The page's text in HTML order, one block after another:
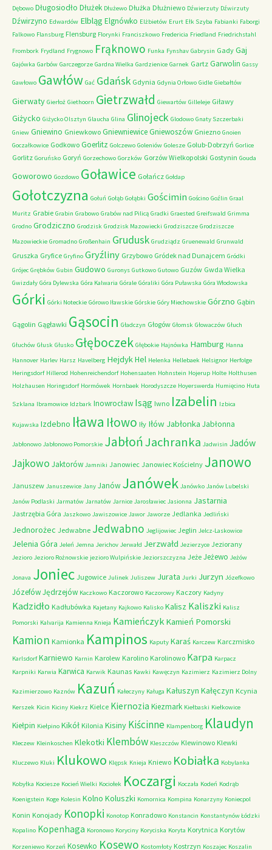
Dębowo Długosiodło Dłużek Dłużewo Dłużka Dłużniewo Dźwierzuty Dźwirzuty
Dźwirzyno Edwardów Elbląg Elgnówko Elżbietów Erurt Ełk Szyba Fabianki Faborgi
Falkowo Flansburg Flensburg Florynki Franciszkowo Fredericia Friedland Friedrichstahl
Frombork Frydland Frygnowo Frąknowo Funka Fynshav Gabrysin Gady Gaj
Gajówka Garbów Garczegorze Gardna Wielka Gardzienice Garnek Gartz Garwolin Gassy
Gawłowo Gawłów Gać Gdańsk Gdynia Gdynia Orłowo Gidle Giebałtów
Gierwaty Gierłoż Giethoorn Gietrzwałd Giewartów Gilleleje Giławy
Giżycko Giżycko Olsztyn Glaucha Glina Glinojeck Glodowo Gnaty Szczerbaki
Gniew Gniewino Gniewkowo GniewniewiceGniewoszów Gniezno Gnoien
Goczałkowice Godkowo Goerlitz Golczewo Goleniów Golesze Golub-Dobrzyń Gorlice
Gorlitz Goruńsko Goryń Gorzechowo Gorzków Gorzów Wielkopolski Gostynin Gouda
Goworowo Gozdowo Goławice Gołańcz Gołdap
Gołotczyzna Gołuń Gołąb Gołąbki Gościmin Gościno Goźlin Graal
Muritz Grabie Grabin Grabowo Grabów nad Pilicą Gradki Graested Greifswald Grimma
Grodno Grodziczno Grodzisk Grodzisk Mazowiecki Grodziszcze Grodziszcze
Mazowieckie Gromadno Großenhain Grudusk Grudziądz Gruenewald Grunwald
Gruszka Gryfice Gryfino Gryźliny Grzybowo Gródek nad Dunajcem Gródki
Grójec Grębków Gubin Gudowo Guronys Gutkowo Gutowo Guzów Gwda Wielka
Gwizdały Góra Dylewska Góra Kalwaria Górale Góraliki Góra Puławska Góra Włodowska
Górki Górki Noteckie Górowo Iławskie Górskie Góry Miechowskie Górzno Gąbin
Gągolin Gągławki Gąsocin Gładczyn Głogów Głomsk Głowaczów Głuch
Głuchów Głusk Głusko Głęboczek Głębokie Hajnówka Hamburg Hanna
Hannover Harlev Harsz Havelberg HejdykHel Helenka Hellebaek Helsignor Herfolge
Heringsdorf Hillerod Hohenreichendorf Hohensaaten Hohnstein Hojerup Holte Holthusen
Holzhausen Horingsdorf Hormówek Hornbaek Horodyszcze Hoyerswerda Humięcino Huta
Szklana Ibramowice Idzbark Inowrocław Isąg Iwno Izabelin Izbica
Kujawska Izdebno Iława Iłowo Iły Iłów Jabłonka Jabłonna
Jabłonowo Jabłonowo Pomorskie JabłońJachranka Jadwisin Jadów
Jajkowo Jaktorów Jamniki Janowiec Janowiec Kościelny Janowo
Januszew Januszewice Jany Janów Janówek Janówko Janów Lubelski
Janów Podlaski Jarmatów Jarnatów Jarnice Jarosławiec Jasionna Jastarnia
Jastrzębia Góra Jaszkowo Jawiszowice Jawor Jaworze Jedlanka Jedliński
Jednorożec Jedwabne Jedwabno Jeglijowiec Jeglin Jelcz-Laskowice
Jelenia Góra Jeleń Jemna Jerichov Jerwałd Jerzwałd Jezierzyce Jeziorany
Jezioro Jezioro Rożnowskie jezioro Wulpińskie Jeziorszczyzna Jeże Jeżewo Jeżów
Jonava Joniec Jugowice Julinek Juliszew Jurata Jurki Jurzyn Józefkowo
JózefówJędrzejów Kaczkowo Kaczorowo Kaczorowy Kaczory Kadyny
Kadzidło Kadłubówka Kajetany Kajkowo Kalisko Kalisz Kaliszki Kalisz
Pomorski Kalvarija Kamienna Knieja Kamieńczyk Kamień Pomorski
Kamion Kamionka Kampinos Kaputy Karaś Karczew Karczmisko
Karlsdorf Karniewo Karnin Karolew Karolino Karolinowo Karpa Karpacz
Karpniki Karwia Karwica Karwik Kaunas Kawki Kawęczyn Kazimierz Kazimierz Dolny
Kazimierzowo Kaznów Kazuń Kałeczyny Kaługa Kałuszyn Kałęczyn Kcynia
Kerszek Kicin Kiciny Kiekrz Kielce Kiernozia Kiezmark Kiełbaski Kiełkowice
Kiełpin Kiełpino Kikół Kilonia Kisiny Kiścinne Klampenborg Klaudyn
Kleczew Kleinkoschen Klekotki Klembów Kleszczów Klewinowo Klewki
Kluczewo Kluki Klukowo Klępsk Knieja Kniewo Kobiałka Kobylanka
Kobyłka Kociesze Kocień Wielki Kociołek Koczargi Koczała Kodeń Kodrąb
Koenigstein Koge Kolesin Kolno Koluszki Komornica Kompina Konarzyny Koniecpol
Konin Konojady Konopki Konotop Konradowo Konstancin Konstantynów Łódzki
Kopalino Kopenhaga Koronowo Koryciny Koryciska Koryta Korytnica Korytów
Korzeniewo Korzeń Kosewko Kosewo Kostomłoty Kostrzyn Koszajec Koszalin